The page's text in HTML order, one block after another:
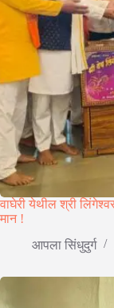
वाघेरी येथील श्री
मान !
आपला सिंधुदुर्ग